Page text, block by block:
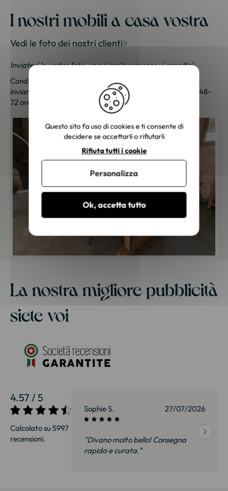
I nostri mobili a casa vostra
Vedi le foto dei nostri clienti
Inviateci le vostre foto; una piccola sorpresa vi aspetta!
Condividi le tue foto e ricevi una sorpresa!
inviarci le tue foto. Un piccolo regalo ti sarà inviato entro 48-
72 ore lavorative. Grazie per la tua fedeltà!
La nostra migliore pubblicità
siete voi
4.57 / 5
Calcolato su 5997
recensioni.
27/07/2026 Sophie S. 27/07/2026
"Divano molto bello! Consegna
rapida e curata."
Questo sito fa uso di cookies e ti consente di
decidere se accettarli o rifiutarli
Ok, accetta tutto
Rifiuta tutti i cookie
Personalizza